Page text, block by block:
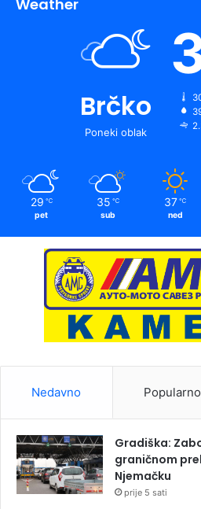
Weather
Brčko
Poneki oblak
29 ℃
pet
35 ℃
sub
37 ℃
ned
Nedavno Popularno
Gradiška:
graničnom
Njemačku
prije 5 sati